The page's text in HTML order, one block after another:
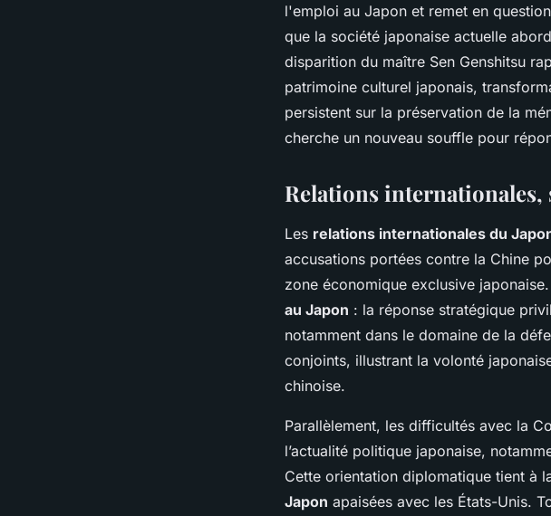
l'emploi au Japon et remet en
que la société japonaise actuelle
disparition du maître Sen Genshitsu
patrimoine culturel japonais,
persistent sur la préservation de la
cherche un nouveau souffle pour
Relations
Les relations internationales du
accusations portées contre la Chine
zone économique exclusive
au Japon : la réponse stratégique
notamment dans le domaine de la
conjoints, illustrant la volonté
chinoise.
Parallèlement, les difficultés avec la
l’actualité politique japonaise,
Cette orientation diplomatique tient à
Japon apaisées avec les États-Unis.